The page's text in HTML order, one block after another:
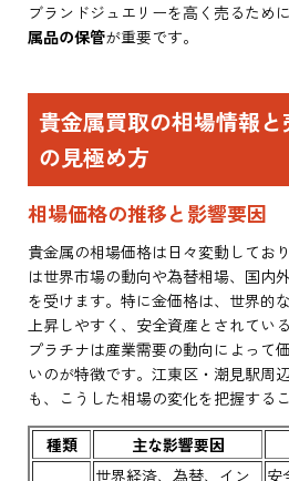
ブランドジュエリーを高く売るため
属品の保管が重要です。
貴金属買取の相場情報
の見極め方
相場価格の推移と影響要因
貴金属の相場価格は日々変動してお
は世界市場の動向や為替相場、国内
を受けます。特に金価格は、世界的
上昇しやすく、安全資産とされてい
プラチナは産業需要の動向によって
いのが特徴です。江東区・潮見駅周
も、こうした相場の変化を把握する
種類 主な影響要因
世界経済、為替、イン 安